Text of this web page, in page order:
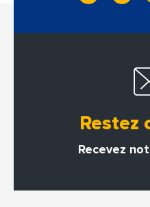
Restez
Recevez